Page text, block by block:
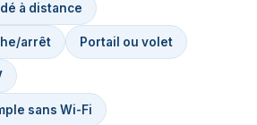
à distance
arrêt Portail ou volet
sans Wi-Fi